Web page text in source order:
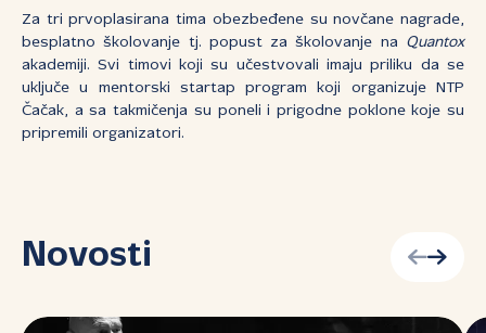
Za tri prvoplasirana tima obezbeđene su novčane nagrade,
besplatno školovanje tj. popust za školovanje na Quantox
akademiji. Svi timovi koji su učestvovali imaju priliku da se
uključe u mentorski startap program koji organizuje NTP
Čačak, a sa takmičenja su poneli i prigodne poklone koje su
pripremili organizatori.
Novosti